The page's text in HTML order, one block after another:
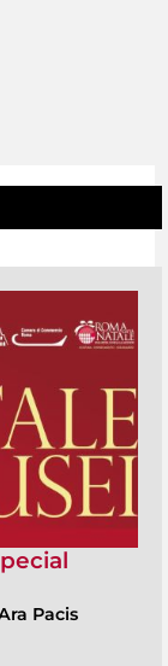
Pacis